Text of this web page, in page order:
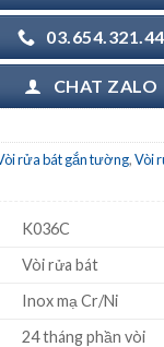
03.654.321.44
CHAT ZALO
rửa bát gắn tường,Vòi
K036C
Vòi rửa bát
Inox mạ Cr/Ni
24 tháng phần vòi